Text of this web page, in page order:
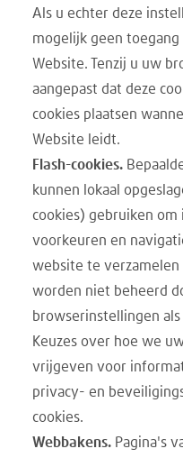
Als u echter deze
mogelijk geen
Website. Tenzij u uw
aangepast dat deze
cookies plaatsen
Website leidt.
Flash-cookies.
kunnen lokaal
cookies) gebruiken
voorkeuren en
website te verzamelen
worden niet beheerd
browserinstellingen
Keuzes over hoe we
vrijgeven voor
privacy- en
cookies.
Webbakens. Pagina's